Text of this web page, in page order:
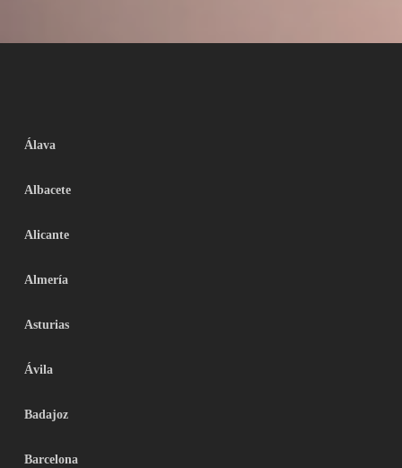
Álava
Albacete
Alicante
Almería
Asturias
Ávila
Badajoz
Barcelona